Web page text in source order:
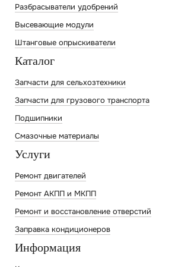
Разбрасыватели удобрений
Высевающие модули
Штанговые опрыскиватели
Каталог
Запчасти для сельхозтехники
Запчасти для грузового транспорта
Подшипники
Смазочные материалы
Услуги
Ремонт двигателей
Ремонт АКПП и МКПП
Ремонт и восстановление отверстий
Заправка кондиционеров
Информация